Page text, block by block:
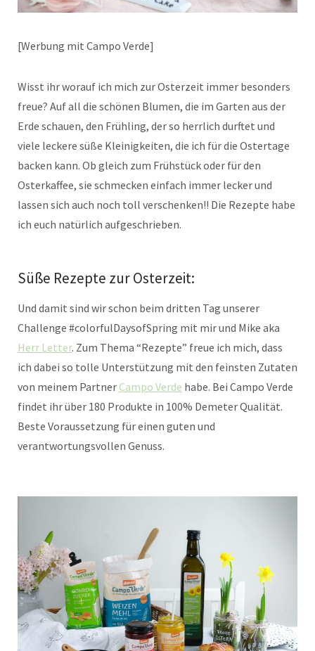
[Werbung mit Campo Verde]
Wisst ihr worauf ich mich zur Osterzeit immer besonders
freue? Auf all die schönen Blumen, die im Garten aus der
Erde schauen, den Frühling, der so herrlich durftet und
viele leckere süße Kleinigkeiten, die ich für die Ostertage
backen kann. Ob gleich zum Frühstück oder für den
Osterkaffee, sie schmecken einfach immer lecker und
lassen sich auch noch toll verschenken!! Die Rezepte habe
ich euch natürlich aufgeschrieben.
Süße Rezepte zur Osterzeit:
Und damit sind wir schon beim dritten Tag unserer
Challenge #colorfulDaysofSpring mit mir und Mike aka
Herr Letter. Zum Thema “Rezepte” freue ich mich, dass
ich dabei so tolle Unterstützung mit den feinsten Zutaten
von meinem Partner Campo Verde habe. Bei Campo Verde
findet ihr über 180 Produkte in 100% Demeter Qualität.
Beste Voraussetzung für einen guten und
verantwortungsvollen Genuss.